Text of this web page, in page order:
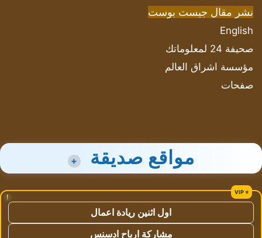
نشر مقال جيست بوست
English
صحيفة 24 لمعلوماتك
مؤسسة اشراق العالم
صفحات
مواقع صديقة +
!
اول اثنين ريادة اعمال
مشاركة ارباح ادسنس